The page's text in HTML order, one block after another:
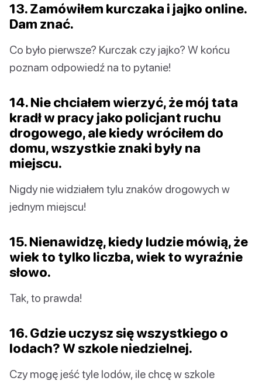
13. Zamówiłem kurczaka i jajko online.
Dam znać.
Co było pierwsze? Kurczak czy jajko? W końcu
poznam odpowiedź na to pytanie!
14. Nie chciałem wierzyć, że mój tata
kradł w pracy jako policjant ruchu
drogowego, ale kiedy wróciłem do
domu, wszystkie znaki były na
miejscu.
Nigdy nie widziałem tylu znaków drogowych w
jednym miejscu!
15. Nienawidzę, kiedy ludzie mówią, że
wiek to tylko liczba, wiek to wyraźnie
słowo.
Tak, to prawda!
16. Gdzie uczysz się wszystkiego o
lodach? W szkole niedzielnej.
Czy mogę jeść tyle lodów, ile chcę w szkole